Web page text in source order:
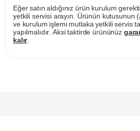
Eğer satın aldığınız ürün kurulum
yetkili servisi arayın. Ürünün kutusunun
ve kurulum işlemi mutlaka yetkili servis
yapılmalıdır. Aksi taktirde ürününüz
kalır.